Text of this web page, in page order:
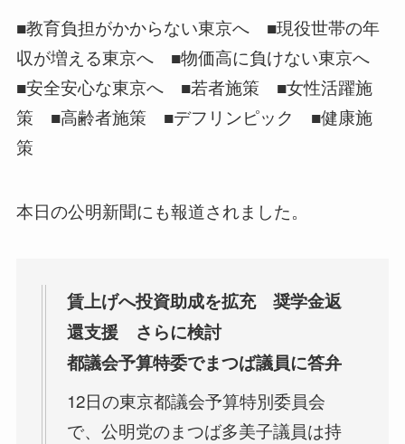
■教育負担がかからない東京へ ■現役世帯の年
収が増える東京へ ■物価高に負けない東京へ
■安全安心な東京へ ■若者施策 ■女性活躍施
策 ■高齢者施策 ■デフリンピック ■健康施
策
本日の公明新聞にも報道されました。
賃上げへ投資助成を拡充 奨学金返
還支援 さらに検討
都議会予算特委でまつば議員に答弁
12日の東京都議会予算特別委員会
で、公明党のまつば多美子議員は持